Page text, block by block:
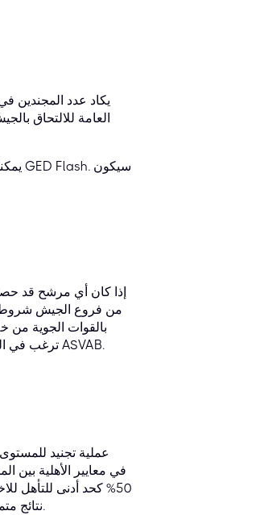
يكاد عدد المجندين
العامة للالتحاق
إذا كان أي مرشح قد
ترغب في الحصول على أعلى فرص الالتحاق بالمستوى الثاني، فيجب عليك تحقيق نتيجة ممتازة في اختبار ASVAB.
نتائج متميزة في مجالات محددة وأظهر معرفة عميقة بها، فيمكن تجنيده لشغل مناصب عسكرية معينة.